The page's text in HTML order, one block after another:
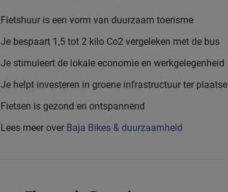
Fietshuur is een vorm van duurzaam toerisme
Je bespaart 1,5 tot 2 kilo Co2 vergeleken met de bus
Je stimuleert de lokale economie en werkgelegenheid
Je helpt investeren in groene infrastructuur ter plaatse
Fietsen is gezond en ontspannend
Lees meer over Baja Bikes & duurzaamheid